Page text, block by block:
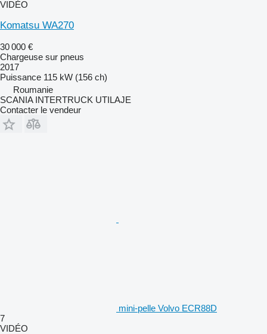
VIDÉO
Komatsu WA270
30 000 €
Chargeuse sur pneus
2017
Puissance 115 kW (156 ch)
Roumanie
SCANIA INTERTRUCK UTILAJE
Contacter le vendeur
mini-pelle Volvo ECR88D
7
VIDÉO